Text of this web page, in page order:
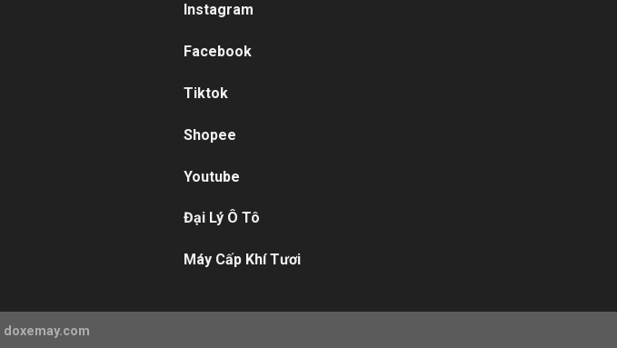
Instagram
Facebook
Tiktok
Shopee
Youtube
Đại Lý Ô Tô
Máy Cấp Khí Tươi
doxemay.com